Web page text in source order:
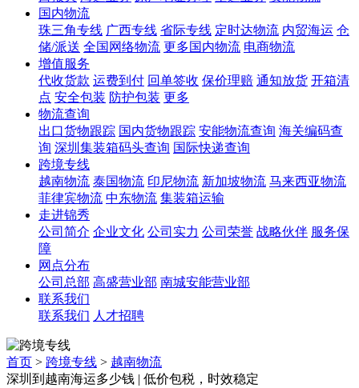
国内物流
珠三角专线 广西专线 省际专线 定时达物流 内贸海运 仓
储/派送 全国网络物流 更多国内物流 电商物流
增值服务
代收货款 运费到付 回单签收 保价理赔 通知放货 开箱清
点 安全包装 防护包装 更多
物流查询
出口货物跟踪 国内货物跟踪 安能物流查询 海关编码查
询 深圳集装箱码头查询 国际快递查询
跨境专线
越南物流 泰国物流 印尼物流 新加坡物流 马来西亚物流
菲律宾物流 中东物流 集装箱运输
走进锦秀
公司简介 企业文化 公司实力 公司荣誉 战略伙伴 服务保
障
网点分布
公司总部 高盛营业部 南城安能营业部
联系我们
联系我们 人才招聘
首页 > 跨境专线 > 越南物流
深圳到越南海运多少钱 | 低价包税，时效稳定